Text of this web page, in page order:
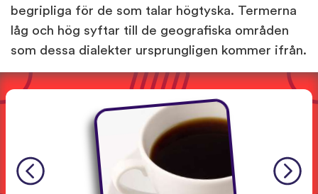
begripliga för de som talar högtyska. Termerna
låg och hög syftar till de geografiska områden
som dessa dialekter ursprungligen kommer ifrån.